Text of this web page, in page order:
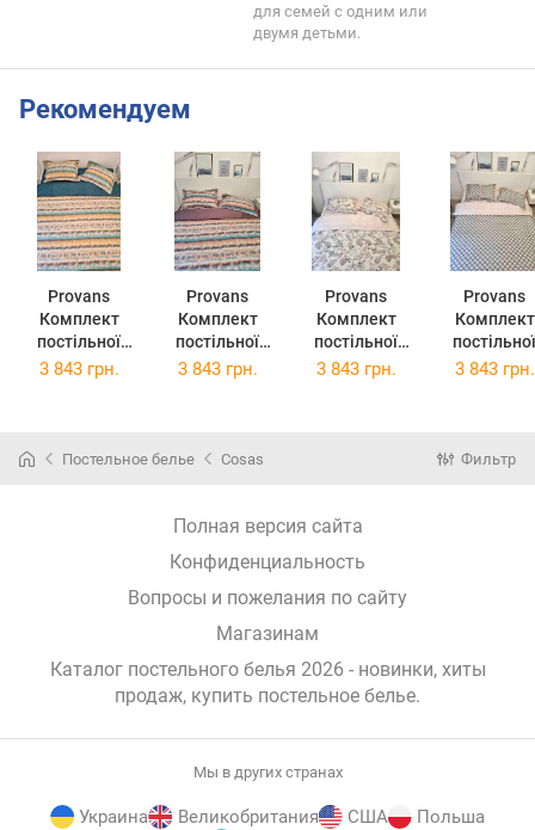
для семей с одним или
двумя детьми.
Рекомендуем
Provans
Комплект
постільної
білизни
Сімейний
Provans
Комплект
постільної
білизни
(026257)
Provans
Комплект
постільної
білизни
Provans
Комплект
постільної
білизни
Сімейний
3 843 грн. 3 843 грн. 3 843 грн. 3 843 грн.
Постельное белье Cosas Фильтр
Полная версия сайта
Конфиденциальность
Вопросы и пожелания по сайту
Магазинам
Каталог постельного белья 2026 - новинки, хиты
продаж, купить постельное белье.
Мы в других странах
Украина Великобритания США Польша